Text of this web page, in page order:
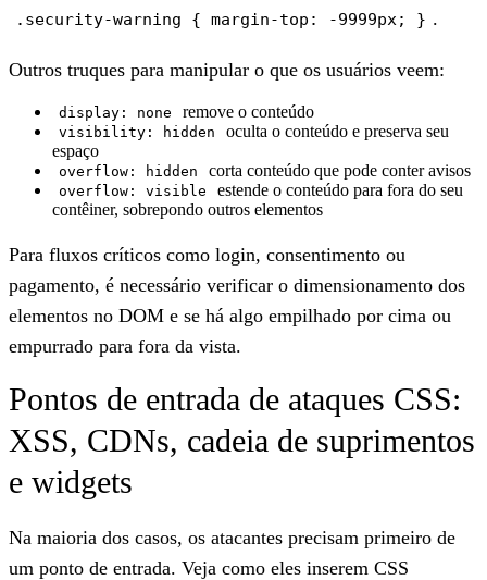
.security-warning { margin-top: -9999px; } .
Outros truques para manipular o que os usuários veem:
display: none remove o conteúdo
visibility: hidden
oculta o conteúdo e preserva seu
espaço
overflow: hidden corta conteúdo que pode conter avisos
overflow: visible
estende o conteúdo para fora do seu
contêiner, sobrepondo outros elementos
Para fluxos críticos como login, consentimento ou
pagamento, é necessário verificar o dimensionamento dos
elementos no DOM e se há algo empilhado por cima ou
empurrado para fora da vista.
Pontos de entrada de ataques CSS:
XSS, CDNs, cadeia de suprimentos
e widgets
Na maioria dos casos, os atacantes precisam primeiro de
um ponto de entrada. Veja como eles inserem CSS